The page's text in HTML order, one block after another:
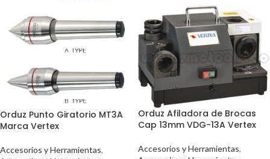
Orduz Punto Giratorio MT3A
Marca Vertex
Accesorios y Herramientas,
Orduz Afiladora de Brocas
Cap 13mm VDG-13A Vertex
Accesorios y Herramientas,